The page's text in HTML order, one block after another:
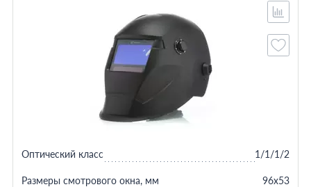
Оптический класс 1/1/1/2
Размеры смотрового окна, мм 96х53